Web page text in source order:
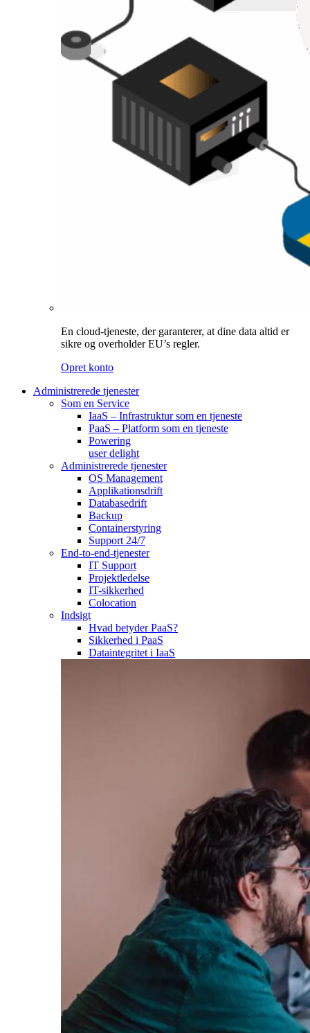
En cloud-tjeneste, der garanterer, at dine data altid er
sikre og overholder EU’s regler.
Opret konto
Administrerede tjenester
Som en Service
IaaS – Infrastruktur som en tjeneste
PaaS – Platform som en tjeneste
Powering
user delight
Administrerede tjenester
OS Management
Applikationsdrift
Databasedrift
Backup
Containerstyring
Support 24/7
End-to-end-tjenester
IT Support
Projektledelse
IT-sikkerhed
Colocation
Indsigt
Hvad betyder PaaS?
Sikkerhed i PaaS
Dataintegritet i IaaS